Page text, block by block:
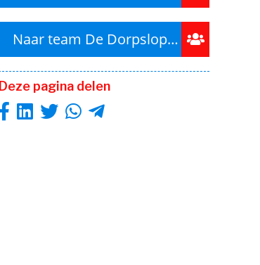
Naar team De Dorpslopers
Deze pagina delen